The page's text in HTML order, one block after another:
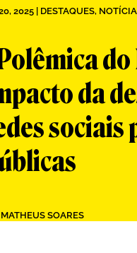
2025| DESTAQUES,
da
sociais
MATHEUS SOARES